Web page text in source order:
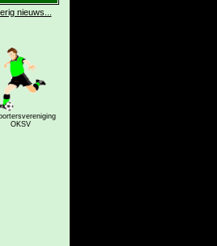
nieuws...
OKSV